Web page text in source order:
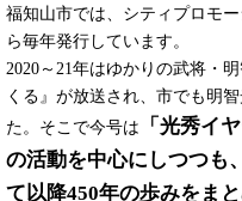
福知山市では、シティプロモ
ら毎年発行しています。
2020～21年はゆかりの武将・
くる』が放送され、市でも明
た。そこで今号は
「光秀イ
の活動を中心にしつつも
て以降450年の歩みをま